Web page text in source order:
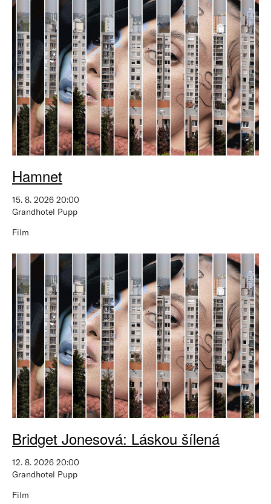
Hamnet
15. 8. 2026 20:00
Grandhotel Pupp
Film
Bridget Jonesová: Láskou šílená
12. 8. 2026 20:00
Grandhotel Pupp
Film